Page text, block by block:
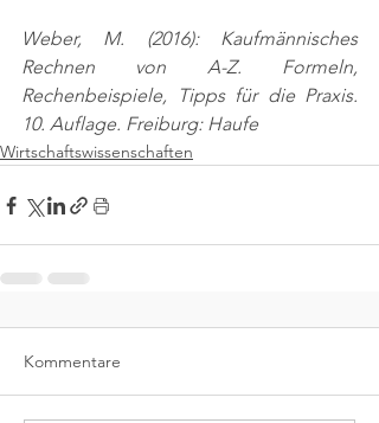
Weber, M. (2016): Kaufmännisches
Rechnen von A-Z. Formeln,
Rechenbeispiele, Tipps für die Praxis.
10. Auflage. Freiburg: Haufe
Wirtschaftswissenschaften
Kommentare